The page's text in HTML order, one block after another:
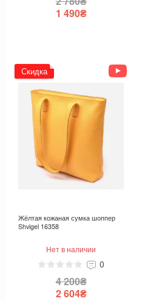
1 490₴
Скидка
Жёлтая кожаная сумка шоппер
Shvigel 16358
Нет в наличии
0
4 200₴
2 604₴